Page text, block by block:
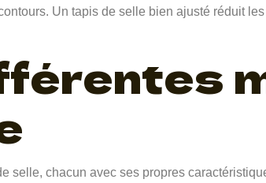
Un tapis de selle bien ajusté réduit
selle, chacun avec ses propres